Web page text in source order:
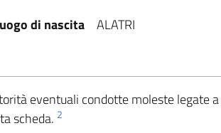
di nascita
ALATRI
eventuali condotte moleste legate
scheda. 2